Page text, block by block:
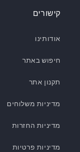
קישורים
אודותינו
חיפוש באתר
תקנון אתר
מדיניות משלוחים
מדיניות החזרות
מדיניות פרטיות